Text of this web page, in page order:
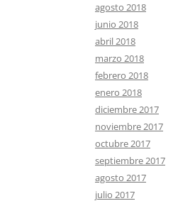
agosto 2018
junio 2018
abril 2018
marzo 2018
febrero 2018
enero 2018
diciembre 2017
noviembre 2017
octubre 2017
septiembre 2017
agosto 2017
julio 2017